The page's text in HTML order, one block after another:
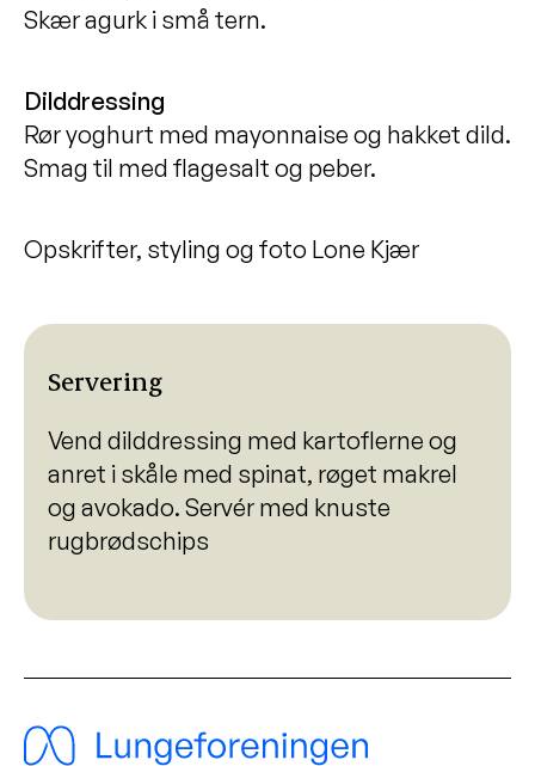
Skær agurk i små tern.
Dilddressing
Rør yoghurt med mayonnaise og hakket dild.
Smag til med flagesalt og peber.
Opskrifter, styling og foto Lone Kjær
Servering
Vend dilddressing med kartoflerne og
anret i skåle med spinat, røget makrel
og avokado. Servér med knuste
rugbrødschips